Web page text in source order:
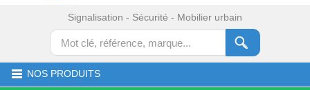
Signalisation - Sécurité - Mobilier urbain
NOS PRODUITS